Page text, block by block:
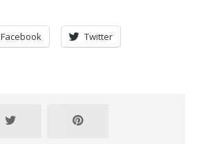
Facebook Twitter